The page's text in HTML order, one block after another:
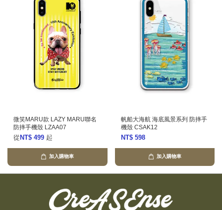
微笑MARU款 LAZY MARU聯名
防摔手機殼 LZAA07
從 NT$ 499 起
加入購物車
帆船大海航 海底風景系列 防摔手
機殼 CSAK12
NT$ 598
加入購物車